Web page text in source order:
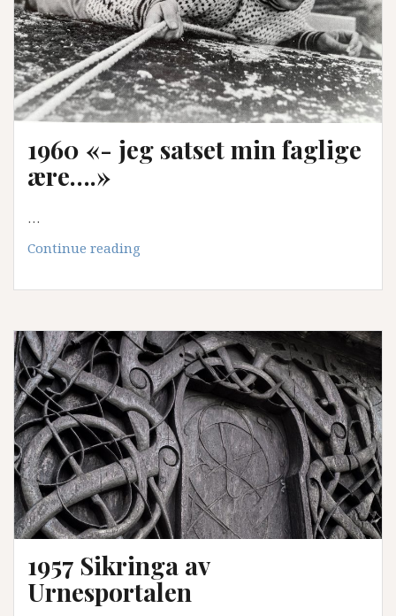
1960 «- jeg satset min faglige
ære….»
…
Continue reading
jeg
min
faglige
ære….»
1957 Sikringa av
Urnesportalen